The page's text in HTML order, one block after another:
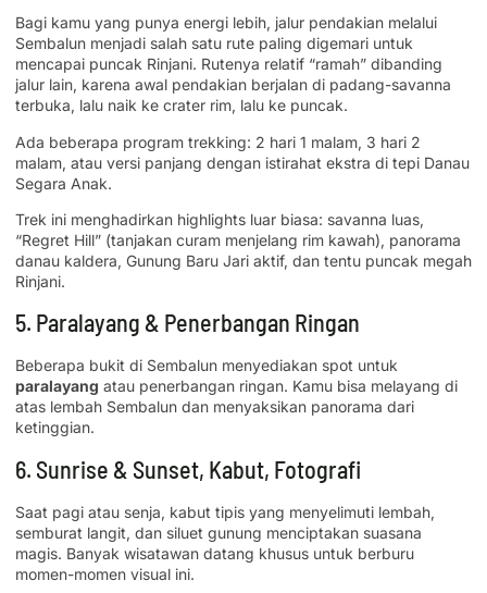
Bagi kamu yang punya energi lebih, jalur pendakian melalui
Sembalun menjadi salah satu rute paling digemari untuk
mencapai puncak Rinjani. Rutenya relatif “ramah” dibanding
jalur lain, karena awal pendakian berjalan di padang-savanna
terbuka, lalu naik ke crater rim, lalu ke puncak.
Ada beberapa program trekking: 2 hari 1 malam, 3 hari 2
malam, atau versi panjang dengan istirahat ekstra di tepi Danau
Segara Anak.
Trek ini menghadirkan highlights luar biasa: savanna luas,
“Regret Hill” (tanjakan curam menjelang rim kawah), panorama
danau kaldera, Gunung Baru Jari aktif, dan tentu puncak megah
Rinjani.
5. Paralayang & Penerbangan Ringan
Beberapa bukit di Sembalun menyediakan spot untuk
paralayang atau penerbangan ringan. Kamu bisa melayang di
atas lembah Sembalun dan menyaksikan panorama dari
ketinggian.
6. Sunrise & Sunset, Kabut, Fotografi
Saat pagi atau senja, kabut tipis yang menyelimuti lembah,
semburat langit, dan siluet gunung menciptakan suasana
magis. Banyak wisatawan datang khusus untuk berburu
momen-momen visual ini.